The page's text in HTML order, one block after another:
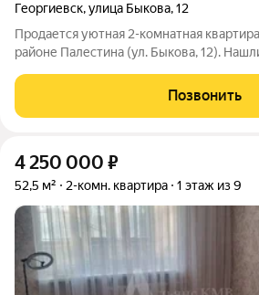
Георгиевск,улица Быкова,12
Продается уютная 2-комнатная
районе Палестина (ул. Быкова, 12).
стройку. Заходите и живите здесь уже всё готово. Ключевые
преимущества
Позвонить
4 250 000 ₽
52,5 м² 2-комн. квартира 1 этаж из 9